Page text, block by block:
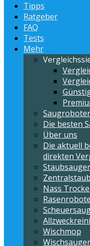
Tipps
Ratgeber
FAQ
Tests
Mehr
Die besten
Über uns
Die aktuell
direkten
Nass
Wischmop
Wischsauger